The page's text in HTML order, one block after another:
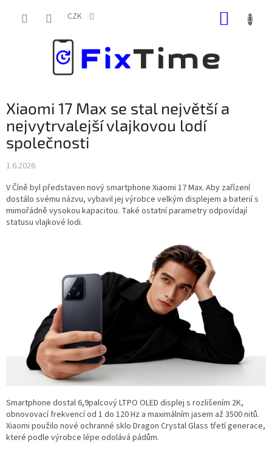
CZK
Xiaomi 17 Max se stal největší a
nejvytrvalejší vlajkovou lodí
společnosti
1.6.2026
V Číně byl představen nový smartphone Xiaomi 17 Max. Aby zařízení
dostálo svému názvu, vybavil jej výrobce velkým displejem a baterií s
mimořádně vysokou kapacitou. Také ostatní parametry odpovídají
statusu vlajkové lodi.
Smartphone dostal 6,9palcový LTPO OLED displej s rozlišením 2K,
obnovovací frekvencí od 1 do 120 Hz a maximálním jasem až 3500 nitů.
Xiaomi použilo nové ochranné sklo Dragon Crystal Glass třetí generace,
které podle výrobce lépe odolává pádům.